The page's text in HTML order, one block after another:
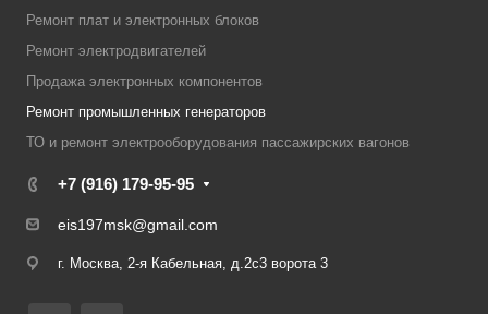
Ремонт плат и электронных блоков
Ремонт электродвигателей
Продажа электронных компонентов
Ремонт промышленных генераторов
ТО и ремонт электрооборудования пассажирских вагонов
+7 (916) 179-95-95
eis197msk@gmail.com
г. Москва, 2-я Кабельная, д.2с3 ворота 3